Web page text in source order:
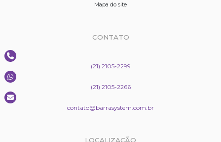
Mapa do site
CONTATO
(21) 2105-2299
(21) 2105-2266
contato@barrasystem.com.br
LOCALIZAÇÃO